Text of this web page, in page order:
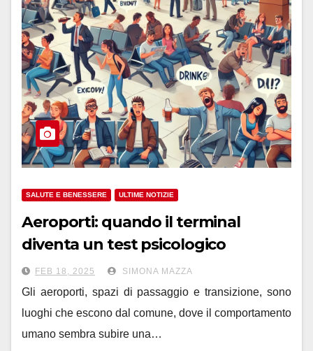
SALUTE E BENESSERE ULTIME NOTIZIE
Aeroporti: quando il terminal
diventa un test psicologico
FEB 18, 2025 SIMONA MAZZA
Gli aeroporti, spazi di passaggio e transizione, sono
luoghi che escono dal comune, dove il comportamento
umano sembra subire una…